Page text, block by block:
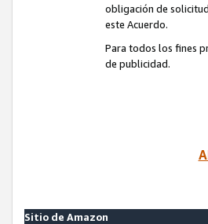
obligación de
este Acuerdo.
Para todos los fines
de publicidad.
Sitio de Amazon